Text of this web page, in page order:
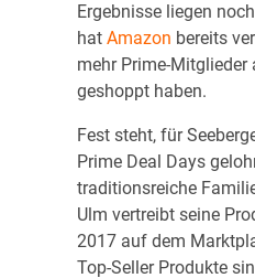
Ergebnisse liegen
hat Amazon bereits
mehr Prime-Mitglieder
geshoppt haben.
Fest steht, für
Prime Deal Days
traditionsreiche
Ulm vertreibt seine
2017 auf dem
Top-Seller Produkte